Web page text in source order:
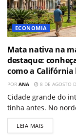
ECONOMIA
Mata nativa na
destaque:
como a Califórnia
POR ANA 8 DE AGOSTO
Cidade grande do
tinha antes. No
LEIA MAIS